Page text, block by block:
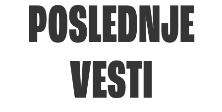
POSLEDNJE
VESTI